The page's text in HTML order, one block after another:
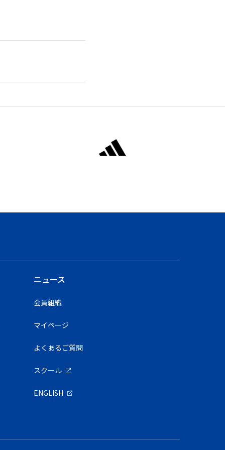
ニュース
会員組織
マイページ
よくあるご質問
スクール
ENGLISH